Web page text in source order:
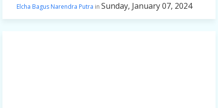
Elcha Bagus Narendra Putra Sunday, January 07, 2024